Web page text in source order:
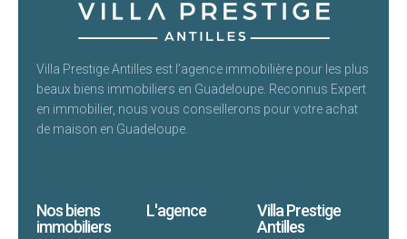
Villa Prestige Antilles est l’agence immobilière pour les plus
beaux biens immobiliers en Guadeloupe. Reconnus Expert
en immobilier, nous vous conseillerons pour votre achat
de maison en Guadeloupe.
Nos biens
immobiliers
L'agence
Villa Prestige
Antilles